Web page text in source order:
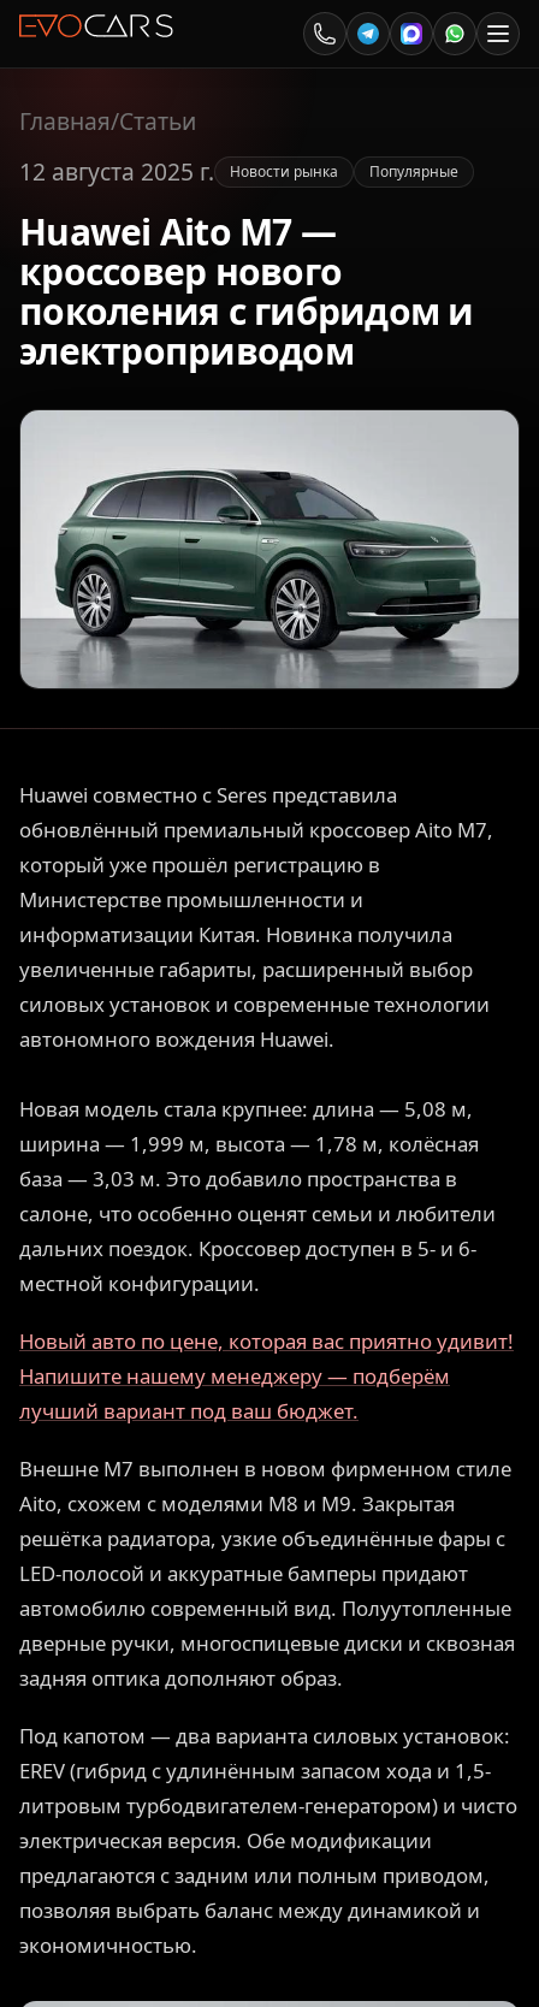
Главная/Статьи
12 августа 2025 г.
Новости рынка Популярные
Huawei Aito M7 —
кроссовер нового
поколения с гибридом и
электроприводом
Huawei совместно с Seres представила
обновлённый премиальный кроссовер Aito M7,
который уже прошёл регистрацию в
Министерстве промышленности и
информатизации Китая. Новинка получила
увеличенные габариты, расширенный выбор
силовых установок и современные технологии
автономного вождения Huawei.
Новая модель стала крупнее: длина — 5,08 м,
ширина — 1,999 м, высота — 1,78 м, колёсная
база — 3,03 м. Это добавило пространства в
салоне, что особенно оценят семьи и любители
дальних поездок. Кроссовер доступен в 5- и 6-
местной конфигурации.
Новый авто по цене, которая вас приятно удивит!
Напишите нашему менеджеру — подберём
лучший вариант под ваш бюджет.
Внешне M7 выполнен в новом фирменном стиле
Aito, схожем с моделями M8 и M9. Закрытая
решётка радиатора, узкие объединённые фары с
LED-полосой и аккуратные бамперы придают
автомобилю современный вид. Полуутопленные
дверные ручки, многоспицевые диски и сквозная
задняя оптика дополняют образ.
Под капотом — два варианта силовых установок:
EREV (гибрид с удлинённым запасом хода и 1,5-
литровым турбодвигателем-генератором) и чисто
электрическая версия. Обе модификации
предлагаются с задним или полным приводом,
позволяя выбрать баланс между динамикой и
экономичностью.